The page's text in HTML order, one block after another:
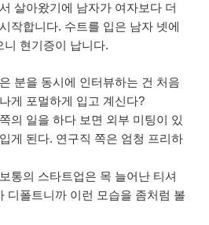
살아왔기에 남자가 여자보다 더
작합니다. 수트를 입은 남자 넷에
니 현기증이 납니다.
분을 동시에 인터뷰하는 건 처음
게 포멀하게 입고 계신다?
의 일을 하다 보면 외부 미팅이 있
게 된다. 연구직 쪽은 엄청 프리하
통의 스타트업은 목 늘어난 티셔
디폴트니까 이런 모습을 좀처럼 볼